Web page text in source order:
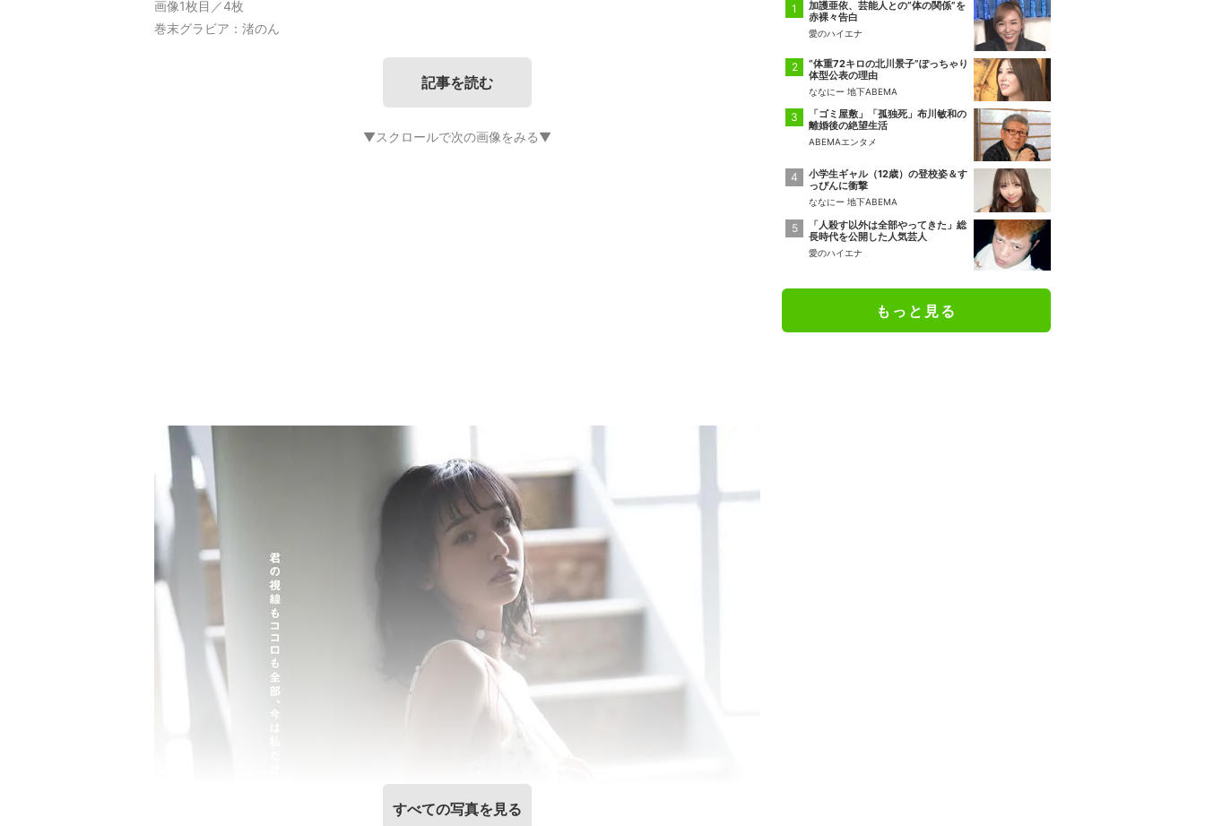
画像1枚目／4枚
巻末グラビア：渚のん
記事を読む
▼スクロールで次の画像をみる▼
すべての写真を見る
加護亜依、芸能人との“体の関係”を
赤裸々告白
愛のハイエナ
“体重72キロの北川景子”ぽっちゃり
体型公表の理由
ななにー 地下ABEMA
「ゴミ屋敷」「孤独死」布川敏和の
離婚後の絶望生活
ABEMAエンタメ
小学生ギャル（12歳）の登校姿＆す
っぴんに衝撃
ななにー 地下ABEMA
「人殺す以外は全部やってきた」総
長時代を公開した人気芸人
愛のハイエナ
もっと見る